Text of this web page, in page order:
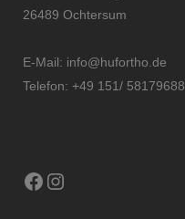
26489 Ochtersum
E-Mail: info@hufortho.de
Telefon: +49 151/ 58179688
Facebook
Instagram